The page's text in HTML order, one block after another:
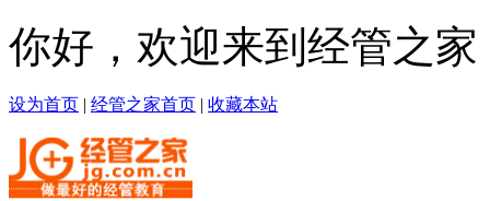
你好，欢迎来到经管之家
设为首页 | 经管之家首页 | 收藏本站